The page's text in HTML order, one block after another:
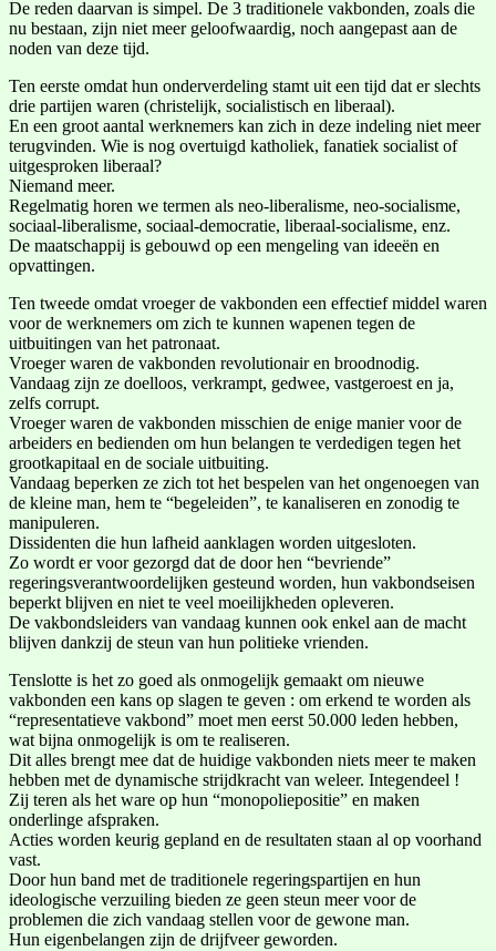
De reden daarvan is simpel. De 3 traditionele vakbonden, zoals die
nu bestaan, zijn niet meer geloofwaardig, noch aangepast aan de
noden van deze tijd.
Ten eerste omdat hun onderverdeling stamt uit een tijd dat er slechts
drie partijen waren (christelijk, socialistisch en liberaal).
En een groot aantal werknemers kan zich in deze indeling niet meer
terugvinden. Wie is nog overtuigd katholiek, fanatiek socialist of
uitgesproken liberaal?
Niemand meer.
Regelmatig horen we termen als neo-liberalisme, neo-socialisme,
sociaal-liberalisme, sociaal-democratie, liberaal-socialisme, enz.
De maatschappij is gebouwd op een mengeling van ideeën en
opvattingen.
Ten tweede omdat vroeger de vakbonden een effectief middel waren
voor de werknemers om zich te kunnen wapenen tegen de
uitbuitingen van het patronaat.
Vroeger waren de vakbonden revolutionair en broodnodig.
Vandaag zijn ze doelloos, verkrampt, gedwee, vastgeroest en ja,
zelfs corrupt.
Vroeger waren de vakbonden misschien de enige manier voor de
arbeiders en bedienden om hun belangen te verdedigen tegen het
grootkapitaal en de sociale uitbuiting.
Vandaag beperken ze zich tot het bespelen van het ongenoegen van
de kleine man, hem te “begeleiden”, te kanaliseren en zonodig te
manipuleren.
Dissidenten die hun lafheid aanklagen worden uitgesloten.
Zo wordt er voor gezorgd dat de door hen “bevriende”
regeringsverantwoordelijken gesteund worden, hun vakbondseisen
beperkt blijven en niet te veel moeilijkheden opleveren.
De vakbondsleiders van vandaag kunnen ook enkel aan de macht
blijven dankzij de steun van hun politieke vrienden.
Tenslotte is het zo goed als onmogelijk gemaakt om nieuwe
vakbonden een kans op slagen te geven : om erkend te worden als
“representatieve vakbond” moet men eerst 50.000 leden hebben,
wat bijna onmogelijk is om te realiseren.
Dit alles brengt mee dat de huidige vakbonden niets meer te maken
hebben met de dynamische strijdkracht van weleer. Integendeel !
Zij teren als het ware op hun “monopoliepositie” en maken
onderlinge afspraken.
Acties worden keurig gepland en de resultaten staan al op voorhand
vast.
Door hun band met de traditionele regeringspartijen en hun
ideologische verzuiling bieden ze geen steun meer voor de
problemen die zich vandaag stellen voor de gewone man.
Hun eigenbelangen zijn de drijfveer geworden.